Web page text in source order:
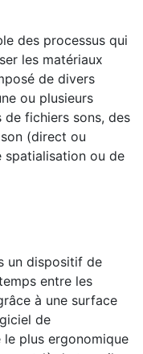
des processus qui
les matériaux
de divers
ou plusieurs
de fichiers sons, des
(direct ou
spatialisation ou de
un dispositif de
entre les
à une surface
de
plus ergonomique